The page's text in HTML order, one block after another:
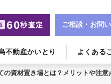
不動産かいとり よくある
60秒査定 ご相談・お問
の資材置き場とは？メリットや注意